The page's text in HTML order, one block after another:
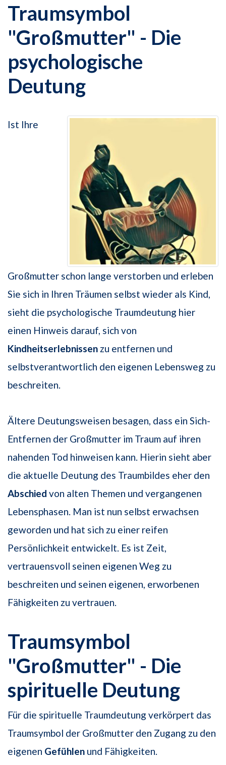
Traumsymbol
"Großmutter" - Die
psychologische
Deutung
Ist Ihre
Großmutter schon lange verstorben und erleben
Sie sich in Ihren Träumen selbst wieder als Kind,
sieht die psychologische Traumdeutung hier
einen Hinweis darauf, sich von
Kindheitserlebnissen zu entfernen und
selbstverantwortlich den eigenen Lebensweg zu
beschreiten.
Ältere Deutungsweisen besagen, dass ein Sich-
Entfernen der Großmutter im Traum auf ihren
nahenden Tod hinweisen kann. Hierin sieht aber
die aktuelle Deutung des Traumbildes eher den
Abschied von alten Themen und vergangenen
Lebensphasen. Man ist nun selbst erwachsen
geworden und hat sich zu einer reifen
Persönlichkeit entwickelt. Es ist Zeit,
vertrauensvoll seinen eigenen Weg zu
beschreiten und seinen eigenen, erworbenen
Fähigkeiten zu vertrauen.
Traumsymbol
"Großmutter" - Die
spirituelle Deutung
Für die spirituelle Traumdeutung verkörpert das
Traumsymbol der Großmutter den Zugang zu den
eigenen Gefühlen und Fähigkeiten.